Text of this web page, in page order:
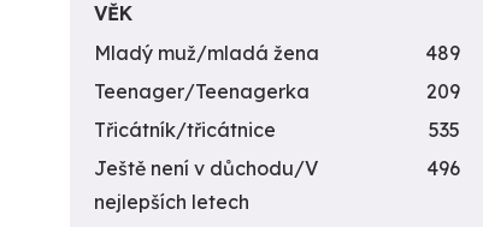
VĚK
Mladý muž/mladá žena
489
Teenager/Teenagerka
209
Třicátník/třicátnice
535
Ještě není v důchodu/V
nejlepších letech
496